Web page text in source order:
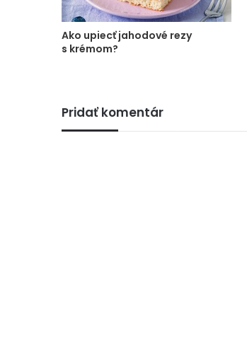
Ako upiecť jahodové rezy
s krémom?
Pridať komentár